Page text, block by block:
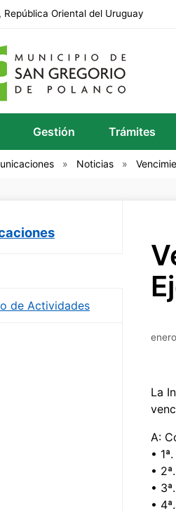
República Oriental del Uruguay
Gestión Trámites
Noticias
de Actividades
La
A:
•
•
•
•